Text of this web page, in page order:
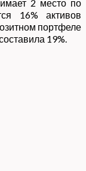
2 место по
16% активов
портфеле
19%.